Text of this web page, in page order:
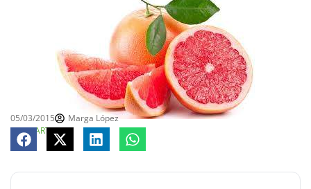
05/03/2015
Marga López
COMPARTE